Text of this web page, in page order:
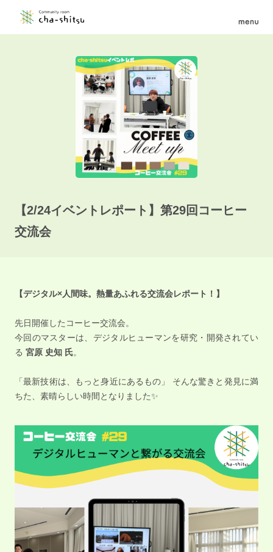
【2/24イベントレポート】第29回コーヒー
交流会
【デジタル×人間味。熱量あふれる交流会レポート！】
先日開催したコーヒー交流会。
今回のマスターは、デジタルヒューマンを研究・開発されてい
る 宮原 史知 氏。
「最新技術は、もっと身近にあるもの」 そんな驚きと発見に満
ちた、素晴らしい時間となりました✨